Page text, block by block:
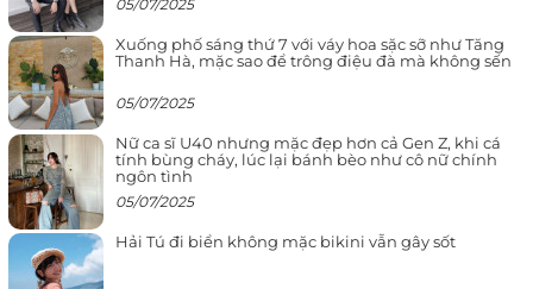
05/07/2025
Xuống phố sáng thứ 7 với váy hoa sặc sỡ như Tăng
Thanh Hà, mặc sao để trông điệu đà mà không sến
05/07/2025
Nữ ca sĩ U40 nhưng mặc đẹp hơn cả Gen Z, khi cá
tính bùng cháy, lúc lại bánh bèo như cô nữ chính
ngôn tình
05/07/2025
Hải Tú đi biển không mặc bikini vẫn gây sốt